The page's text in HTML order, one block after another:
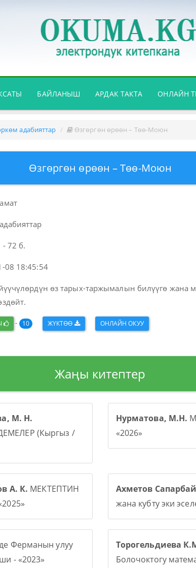
БАЙЛАНЫШ АРДАК ТАКТА ОНЛАЙН
адабияттар Өзгөргөн өрөөн – Төө-Моюн
Өзгөргөн өрөөн – Төө-Моюн
72 б.
08 18:45:54
өз тарых-таржымалын билүүгө жана
- 10 ЖҮКТӨӨ ОНЛАЙН ОКУУ
Жаңы китептер
М. Н.
(Кыргыз /
Нурматова, М.Н.
«2026»
А. К. МЕКТЕПТИН
Ахметов Сапарбай
жана кубту эки
Ферманын улуу
- «2023»
Торогельдиева
Болочоктогу